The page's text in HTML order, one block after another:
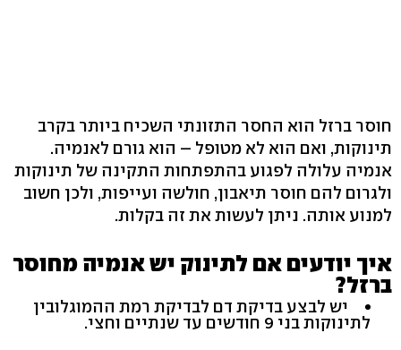
חוסר ברזל הוא החסר התזונתי השכיח ביותר בקרב
תינוקות, ואם הוא לא מטופל – הוא גורם לאנמיה.
אנמיה עלולה לפגוע בהתפתחות התקינה של תינוקות
ולגרום להם חוסר תיאבון, חולשה ועייפות, ולכן חשוב
למנוע אותה. ניתן לעשות את זה בקלות.
איך יודעים אם לתינוק יש אנמיה מחוסר
ברזל?
יש לבצע בדיקת דם לבדיקת רמת ההמוגלובין
לתינוקות בני 9 חודשים עד שנתיים וחצי.